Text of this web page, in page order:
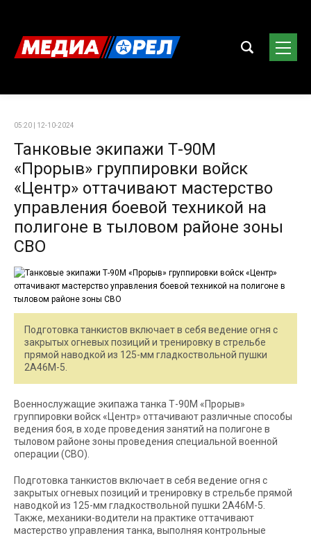
05:20 | 12-10-2024
Танковые экипажи Т-90М
«Прорыв» группировки войск
«Центр» оттачивают мастерство
управления боевой техникой на
полигоне в тыловом районе зоны
СВО
Подготовка танкистов включает в себя ведение огня с
закрытых огневых позиций и тренировку в стрельбе
прямой наводкой из 125-мм гладкоствольной пушки
2А46М-5.
Военнослужащие экипажа танка Т-90М «Прорыв»
группировки войск «Центр» оттачивают различные способы
ведения боя, в ходе проведения занятий на полигоне в
тыловом районе зоны проведения специальной военной
операции (СВО).
Подготовка танкистов включает в себя ведение огня с
закрытых огневых позиций и тренировку в стрельбе прямой
наводкой из 125-мм гладкоствольной пушки 2А46М-5.
Также, механики-водители на практике оттачивают
мастерство управления танка, выполняя контрольные